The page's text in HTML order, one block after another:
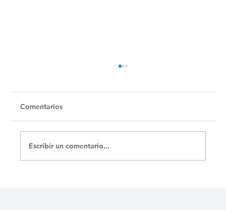
Comentarios
Escribir un comentario...